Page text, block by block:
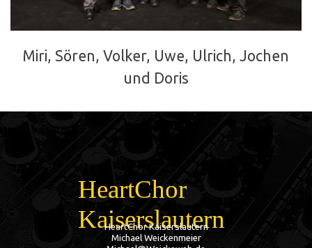
Miri, Sören, Volker, Uwe, Ulrich, Jochen
und Doris
HeartChor
Kaiserslautern
HeartChor Kaiserslautern
Michael Weickenmeier